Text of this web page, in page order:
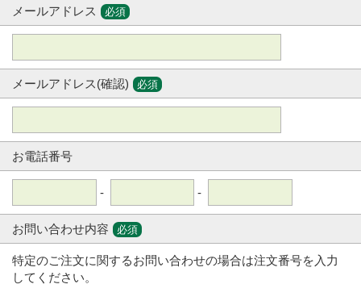
メールアドレス 必須
メールアドレス(確認) 必須
お電話番号
- -
お問い合わせ内容 必須
特定のご注文に関するお問い合わせの場合は注文番号を入力
してください。